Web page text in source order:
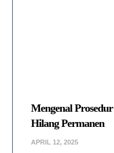
Mengenal
Hilang Permanen
APRIL 12, 2025